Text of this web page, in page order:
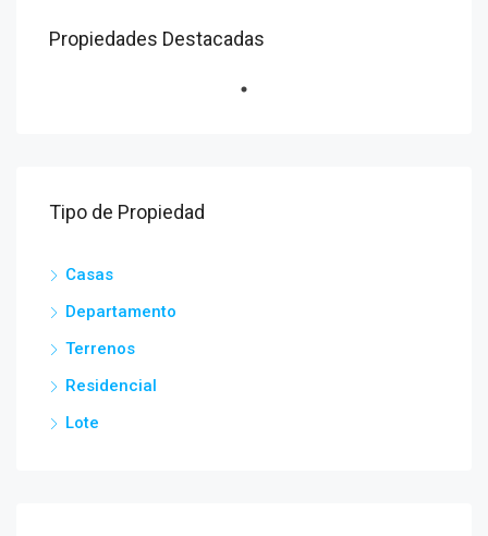
Propiedades Destacadas
Tipo de Propiedad
Casas
Departamento
Terrenos
Residencial
Lote